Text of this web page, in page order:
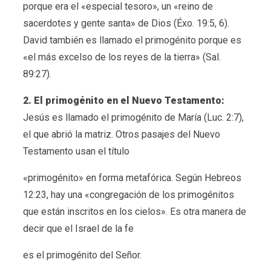
porque era el «especial tesoro», un «reino de
sacerdotes y gente santa» de Dios (Éxo. 19:5, 6).
David también es llamado el primogénito porque es
«el más excelso de los reyes de la tierra» (Sal.
89:27).
2. El primogénito en el Nuevo Testamento:
Jesús es llamado el primogénito de María (Luc. 2:7),
el que abrió la matriz. Otros pasajes del Nuevo
Testamento usan el título
«primogénito» en forma metafórica. Según Hebreos
12:23, hay una «congregación de los primogénitos
que están inscritos en los cielos». Es otra manera de
decir que el Israel de la fe
es el primogénito del Señor.